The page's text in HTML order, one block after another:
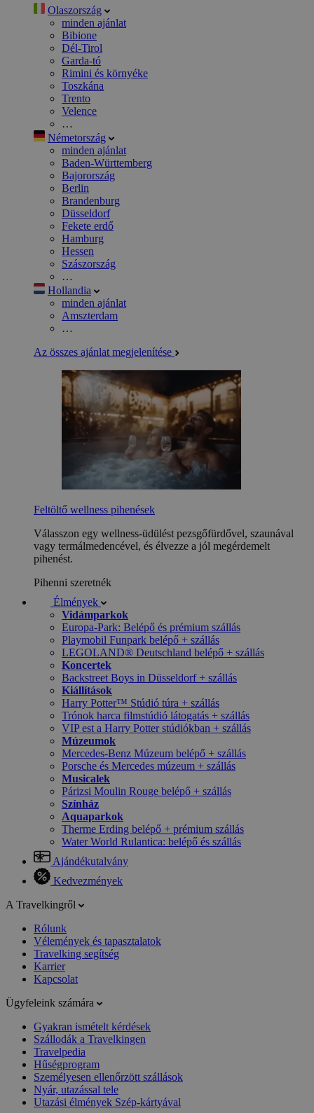
Olaszország
minden ajánlat
Bibione
Dél-Tirol
Garda-tó
Rimini és környéke
Toszkána
Trento
Velence
…
Németország
minden ajánlat
Baden-Württemberg
Bajorország
Berlin
Brandenburg
Düsseldorf
Fekete erdő
Hamburg
Hessen
Szászország
…
Hollandia
minden ajánlat
Amszterdam
…
Az összes ajánlat megjelenítése
Feltöltő wellness pihenések
Válasszon egy wellness-üdülést pezsgőfürdővel, szaunával
vagy termálmedencével, és élvezze a jól megérdemelt
pihenést.
Pihenni szeretnék
Élmények
Vidámparkok
Europa-Park: Belépő és prémium szállás
Playmobil Funpark belépő + szállás
LEGOLAND® Deutschland belépő + szállás
Koncertek
Backstreet Boys in Düsseldorf + szállás
Kiállítások
Harry Potter™ Stúdió túra + szállás
Trónok harca filmstúdió látogatás + szállás
VIP est a Harry Potter stúdiókban + szállás
Múzeumok
Mercedes-Benz Múzeum belépő + szállás
Porsche és Mercedes múzeum + szállás
Musicalek
Párizsi Moulin Rouge belépő + szállás
Színház
Aquaparkok
Therme Erding belépő + prémium szállás
Water World Rulantica: belépő és szállás
Ajándékutalvány
Kedvezmények
A Travelkingről
Rólunk
Vélemények és tapasztalatok
Travelking segítség
Karrier
Kapcsolat
Ügyfeleink számára
Gyakran ismételt kérdések
Szállodák a Travelkingen
Travelpedia
Hűségprogram
Személyesen ellenőrzött szállások
Nyár, utazással tele
Utazási élmények Szép-kártyával